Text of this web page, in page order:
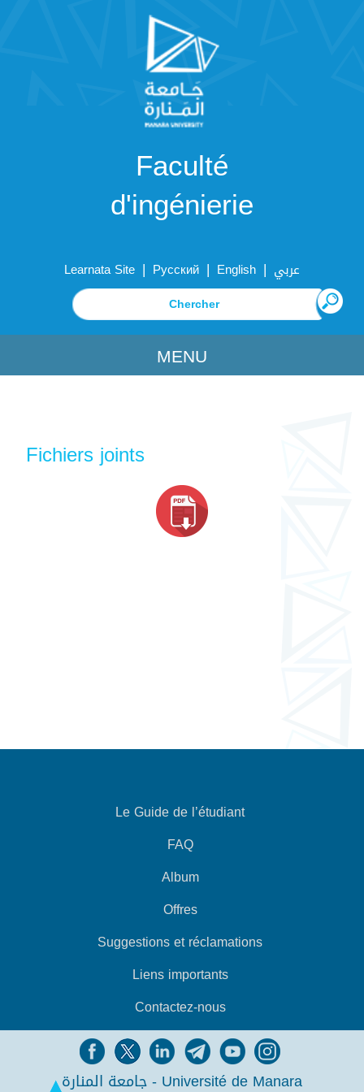
Faculté
d'ingénierie
Learnata Site | Русский | English | عربي
MENU
Fichiers joints
Le Guide de l’étudiant
FAQ
Album
Offres
Suggestions et réclamations
Liens importants
Contactez-nous
جامعة المنارة - Université de Manara